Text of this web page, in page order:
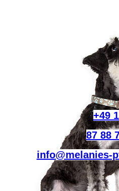
+49
87 88
info@melanies-